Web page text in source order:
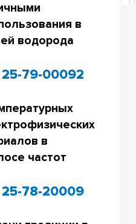
в
водорода
79-00092
в
частот
78-20009